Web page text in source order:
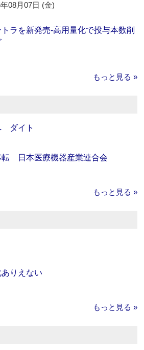
08月07日 (金)
トラを新発売‐高用量化で投与本数削
もっと見る »
ダイト
転 日本医療機器産業連合会
もっと見る »
りえない
もっと見る »